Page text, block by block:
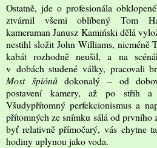
Ostatně, jde o profesionála
ztvárnil všemi oblíbený Tom
kameraman Janusz Kamiński dělá
nestihl složit John Williams, nicméně
kabát rozhodně neušil, a na
v dobách studené války, pracovali
Most špiónůdokonalý – od
postavení kamery, až po střih a
Všudypřítomný perfekcionismus a
přítomných ze snímku sálá od prvního
byť relativně přímočarý, vás chytne
hodiny uplynou jako voda.